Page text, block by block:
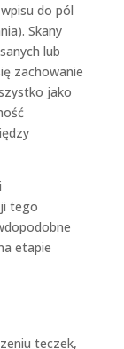
do pól
Skany
lub
zachowanie
jako
tego
etapie
teczek,